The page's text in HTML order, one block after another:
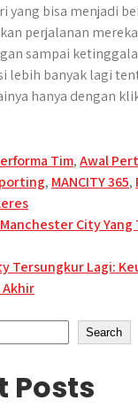
yang bisa menjadi
perjalanan
sampai
lebih banyak lagi
hanya dengan
Tim,Awal
, MANCITY 365,
City Yang
Tersungkur Lagi:
Akhir
Search
Posts